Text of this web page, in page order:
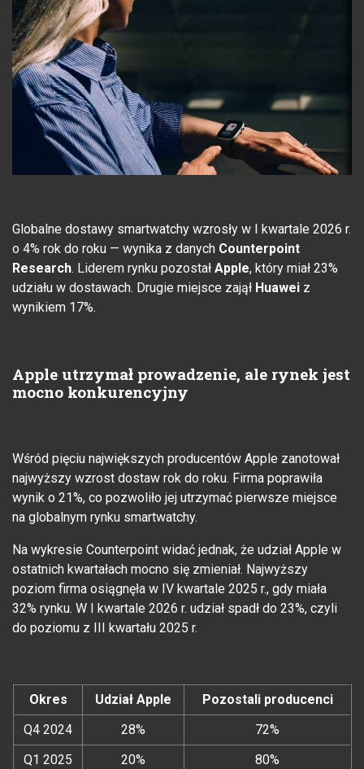
Globalne dostawy smartwatchy wzrosły w I kwartale 2026 r.
o 4% rok do roku — wynika z danych Counterpoint
Research. Liderem rynku pozostał Apple, który miał 23%
udziału w dostawach. Drugie miejsce zajął Huawei z
wynikiem 17%.
Apple utrzymał prowadzenie, ale rynek jest
mocno konkurencyjny
Wśród pięciu największych producentów Apple zanotował
najwyższy wzrost dostaw rok do roku. Firma poprawiła
wynik o 21%, co pozwoliło jej utrzymać pierwsze miejsce
na globalnym rynku smartwatchy.
Na wykresie Counterpoint widać jednak, że udział Apple w
ostatnich kwartałach mocno się zmieniał. Najwyższy
poziom firma osiągnęła w IV kwartale 2025 r., gdy miała
32% rynku. W I kwartale 2026 r. udział spadł do 23%, czyli
do poziomu z III kwartału 2025 r.
Okres Udział Apple
Pozostali producenci
Q4 2024
28%
72%
Q1 2025
20%
80%